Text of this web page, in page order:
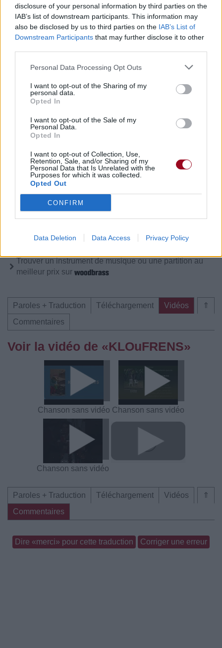
disclosure of your personal information by third parties on the
IAB’s list of downstream participants. This information may
also be disclosed by us to third parties on the IAB’s List of
Downstream Participants that may further disclose it to other
Personal Data Processing Opt Outs
I want to opt-out of the Sharing of my
personal data.
Opted In
I want to opt-out of the Sale of my
Personal Data.
Opted In
I want to opt-out of Collection, Use,
Retention, Sale, and/or Sharing of my
Personal Data that Is Unrelated with the
Purposes for which it was collected.
Opted Out
CONFIRM
Data Deletion Data Access Privacy Policy
Publié parKCheu 55178 3 4 6 le 12 janvier 2025 à
11h46.
Albums : DeBÍ TiRAR MáS FOToS
Paroles + Traduction Téléchargement
Vidéos
Commentaires
Pour prolonger le plaisir musical :
Vous aimez chanter, apprenez la guitare chez
Télécharger légalement les MP3 sur
Trouver un instrument de musique ou une partition au
meilleur prix sur
⇑
Paroles + Traduction Téléchargement
Vidéos
Commentaires
Voir la vidéo de «KLOuFRENS»
Chanson sans vidéo Chanson sans vidéo
Chanson sans vidéo
⇑
Paroles + Traduction Téléchargement
Vidéos
Commentaires
Dire «merci» pour cette traduction Corriger une erreur